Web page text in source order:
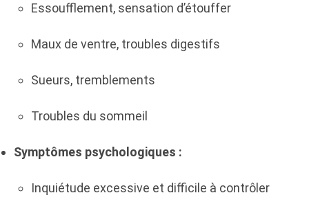
Essoufflement, sensation d’étouffer
Maux de ventre, troubles digestifs
Sueurs, tremblements
Troubles du sommeil
Symptômes psychologiques :
Inquiétude excessive et difficile à contrôler